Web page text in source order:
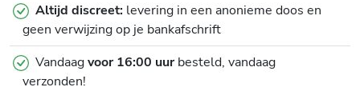
Altijd discreet: levering in een anonieme doos en
geen verwijzing op je bankafschrift
Vandaagvoor 16:00 uurbesteld, vandaag
verzonden!